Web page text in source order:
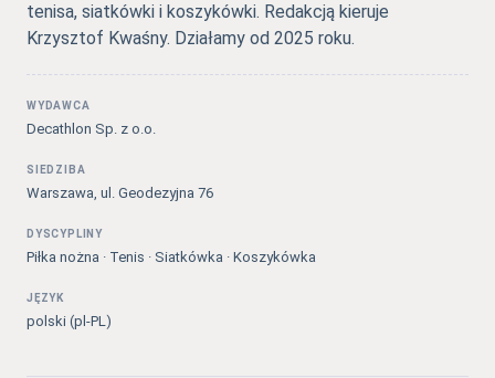
tenisa, siatkówki i koszykówki. Redakcją kieruje
Krzysztof Kwaśny. Działamy od 2025 roku.
WYDAWCA
Decathlon Sp. z o.o.
SIEDZIBA
Warszawa, ul. Geodezyjna 76
DYSCYPLINY
Piłka nożna · Tenis · Siatkówka · Koszykówka
JĘZYK
polski (pl-PL)